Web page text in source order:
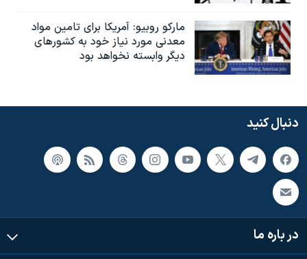
مارکو روبیو: آمریکا برای تامین مواد
معدنی مورد نیاز خود به کشورهای
دیگر وابسته نخواهد بود
دنبال کنید
در باره ما